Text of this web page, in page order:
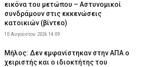
εικόνα του μετώπου – Αστυνομικοί
συνδράμουν στις εκκενώσεις
κατοικιών (βίντεο)
10 Αυγούστου 2026 14:09
Μήλος: Δεν εμφανίστηκαν στην ΑΠΑ ο
χειριστής και ο ιδιοκτήτης του